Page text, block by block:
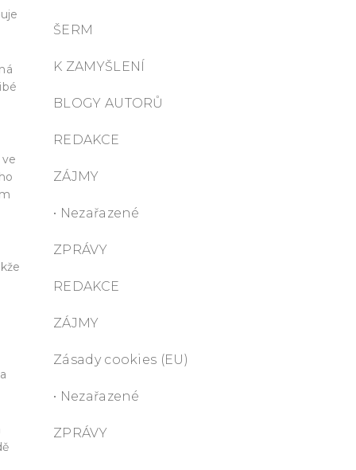
ŠERM
K ZAMYŠLENÍ
BLOGY AUTORŮ
REDAKCE
ZÁJMY
• Nezařazené
ZPRÁVY
REDAKCE
ZÁJMY
Zásady cookies (EU)
• Nezařazené
ZPRÁVY